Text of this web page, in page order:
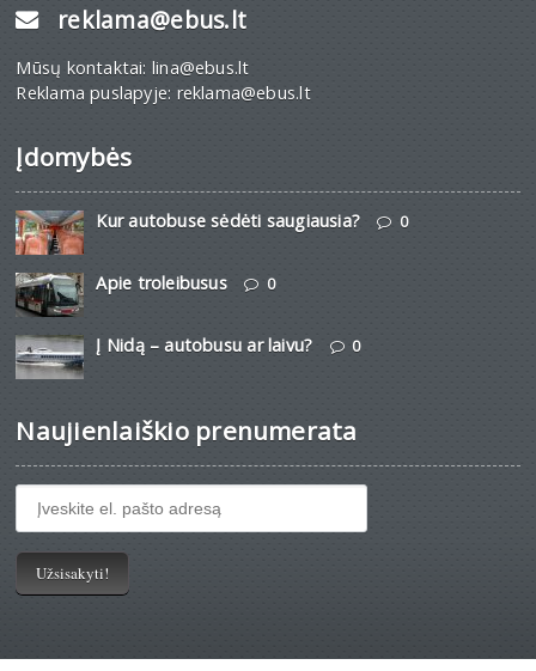
reklama@ebus.lt
Mūsų kontaktai: lina@ebus.lt
Reklama puslapyje: reklama@ebus.lt
Įdomybės
Kur autobuse sėdėti saugiausia? 0
Apie troleibusus 0
Į Nidą – autobusu ar laivu? 0
Naujienlaiškio prenumerata